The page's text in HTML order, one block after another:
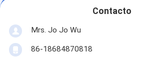
Contacto
Mrs. Jo Jo Wu
86-18684870818